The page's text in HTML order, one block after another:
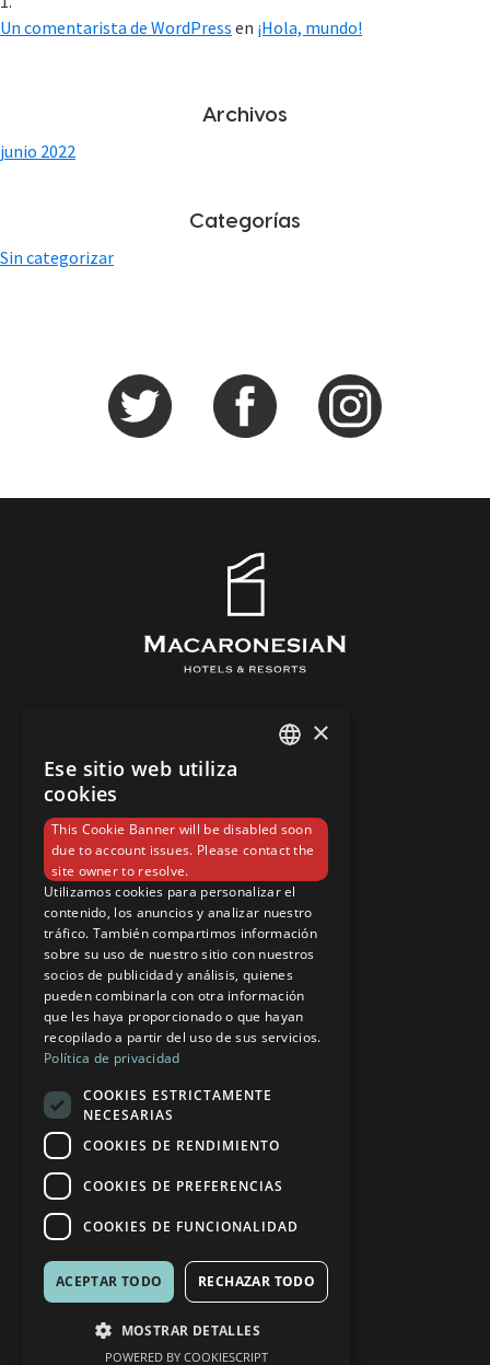
Un comentarista de WordPress en ¡Hola, mundo!
Archivos
junio 2022
Categorías
Sin categorizar
HABITACIONES
BARES Y RESTAURANTES
SOSTENIBILIDAD Y CALIDAD
CONTACTO
RESERVAS
AVISO LEGAL
POLÍTICA DE COOKIES
NEWSLETTER
38400 PUERTO DE LA CRUZ
TEL: +34 922 385 080
INFO@ELTOPE.ES
×
Ese sitio web utiliza
cookies
This Cookie Banner will be disabled soon
due to account issues. Please contact the
site owner to resolve.
Utilizamos cookies para personalizar el
contenido, los anuncios y analizar nuestro
tráfico. También compartimos información
sobre su uso de nuestro sitio con nuestros
socios de publicidad y análisis, quienes
pueden combinarla con otra información
que les haya proporcionado o que hayan
recopilado a partir del uso de sus servicios.
Política de privacidad
COOKIES ESTRICTAMENTE
NECESARIAS
COOKIES DE RENDIMIENTO
COOKIES DE PREFERENCIAS
COOKIES DE FUNCIONALIDAD
ACEPTAR TODO RECHAZAR TODO
MOSTRAR DETALLES
POWERED BY COOKIESCRIPT